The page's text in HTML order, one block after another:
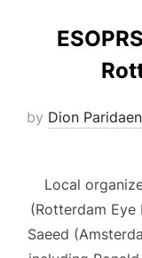
by Dion
Local
(Rotterdam Eye
Saeed